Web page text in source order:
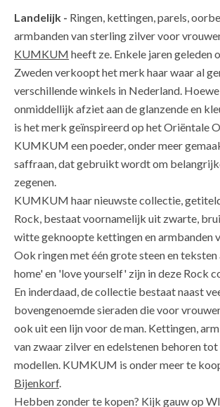
Landelijk - Ringen, kettingen, parels,
armbanden van sterling zilver voor
KUMKUM heeft ze. Enkele jaren geleden
Zweden verkoopt het merk haar waar al
verschillende winkels in Nederland.
onmiddellijk afziet aan de glanzende en
is het merk geïnspireerd op het Oriëntale
KUMKUM een poeder, onder meer
saffraan, dat gebruikt wordt om
zegenen.
KUMKUM haar nieuwste collectie,
Rock, bestaat voornamelijk uit zwarte,
witte geknoopte kettingen en armbanden
Ook ringen met één grote steen en teksten
home' en 'love yourself' zijn in deze Rock
En inderdaad, de collectie bestaat naast
bovengenoemde sieraden die voor
ook uit een lijn voor de man. Kettingen,
van zwaar zilver en edelstenen behoren
modellen. KUMKUM is onder meer te
Bijenkorf.
Hebben zonder te kopen? Kijk gauw op